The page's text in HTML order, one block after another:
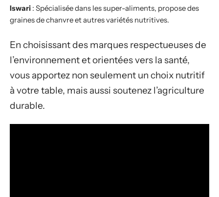
Iswari : Spécialisée dans les super-aliments, propose des
graines de chanvre et autres variétés nutritives.
En choisissant des marques respectueuses de
l’environnement et orientées vers la santé,
vous apportez non seulement un choix nutritif
à votre table, mais aussi soutenez l’agriculture
durable.